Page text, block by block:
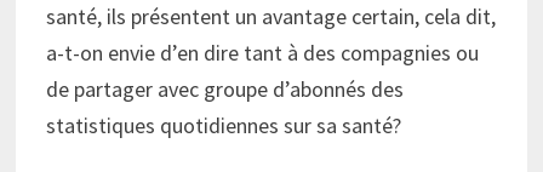
santé, ils présentent un avantage certain, cela dit,
a-t-on envie d’en dire tant à des compagnies ou
de partager avec groupe d’abonnés des
statistiques quotidiennes sur sa santé?